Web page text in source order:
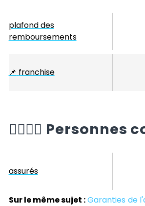
plafond des
remboursements
📌 franchise
🙆‍♂️🙆‍♀️ Personnes
assurés
Sur le même sujet :Garanties de